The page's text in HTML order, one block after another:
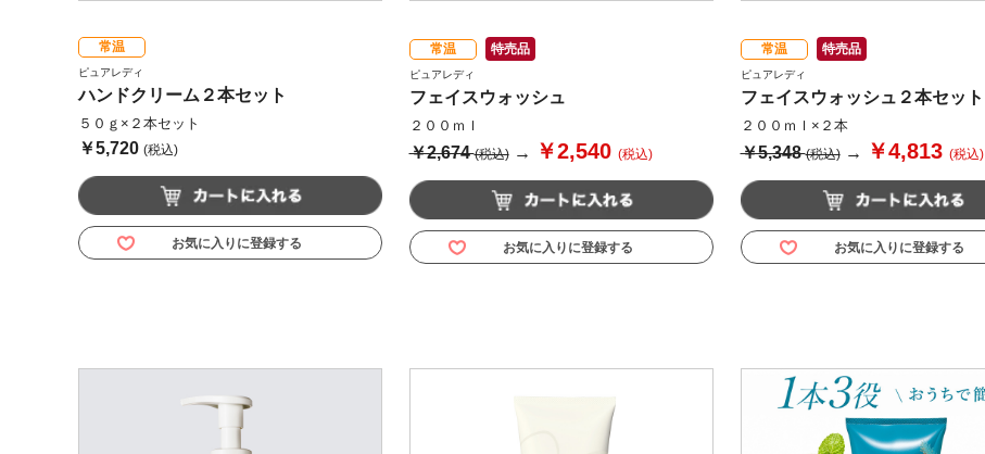
常温
ピュアレディ
ハンドクリーム２本セット
５０ｇ×２本セット
￥5,720 (税込)
お気に入りに登録する
常温 特売品
ピュアレディ
フェイスウォッシュ
２００ｍｌ
￥2,674(税込)→ ￥2,540 (税込)
お気に入りに登録する
常温 特売品
ピュアレディ
フェイスウォッシュ２本セット
２００ｍｌ×２本
￥5,348(税込)→ ￥4,813 (税込)
お気に入りに登録する